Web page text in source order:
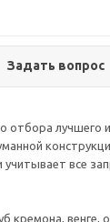
Задать вопрос
лучшего
все
кремона,